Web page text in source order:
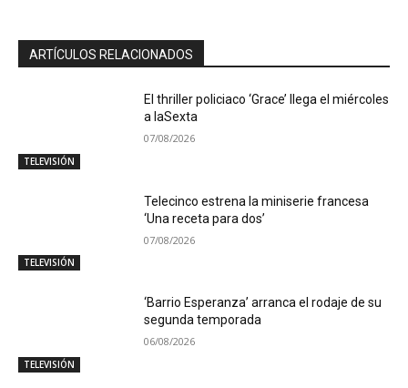
ARTÍCULOS RELACIONADOS
TELEVISIÓN
El thriller policiaco ‘Grace’ llega el miércoles
a laSexta
07/08/2026
TELEVISIÓN
Telecinco estrena la miniserie francesa
‘Una receta para dos’
07/08/2026
TELEVISIÓN
‘Barrio Esperanza’ arranca el rodaje de su
segunda temporada
06/08/2026